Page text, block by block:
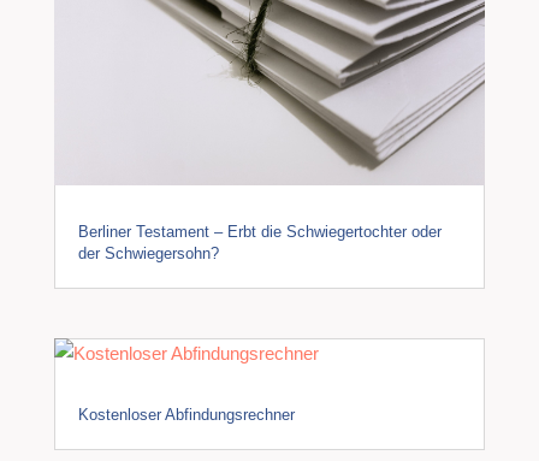
Berliner Testament – Erbt die Schwiegertochter oder
der Schwiegersohn?
Kostenloser Abfindungsrechner